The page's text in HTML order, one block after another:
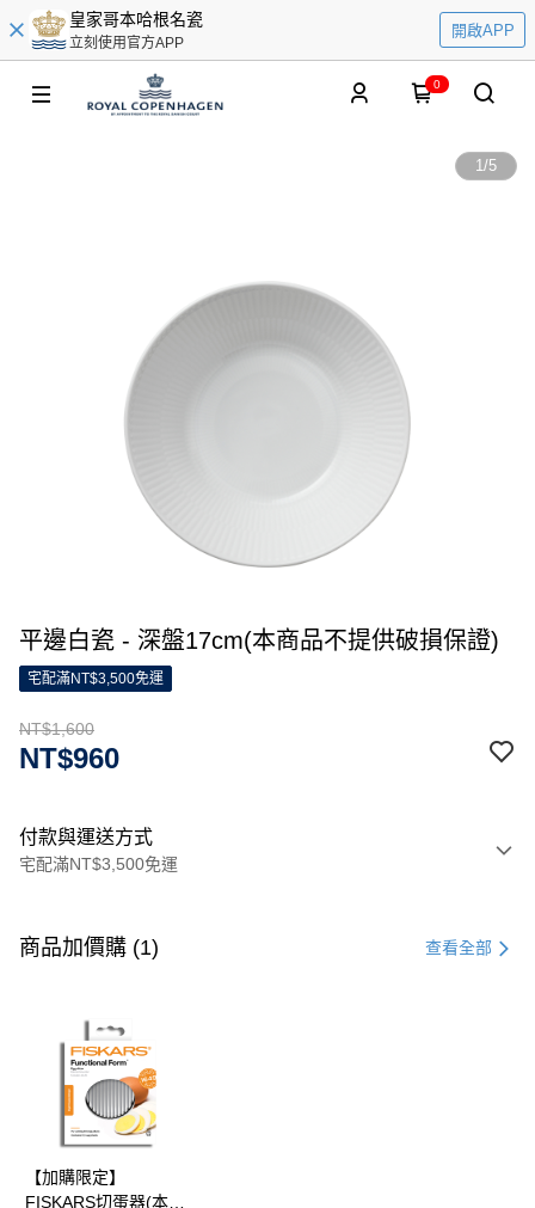
皇家哥本哈根名瓷
立刻使用官方APP
開啟APP
0
1/5
平邊白瓷 - 深盤17cm(本商品不提供破損保證)
宅配滿NT$3,500免運
NT$1,600
NT$960
付款與運送方式
宅配滿NT$3,500免運
信用卡一次付款
3 期 0 利率 每期
合作金庫商業銀行
華南商業銀行
上海商業儲蓄銀行
國泰世華商業銀行
臺灣中小企業銀行
匯豐（台灣）商業銀行
LINE Pay
Apple Pay
運送方式
商品加價購 (1) 查看全部
【加購限定】
FISKARS切蛋器(本商